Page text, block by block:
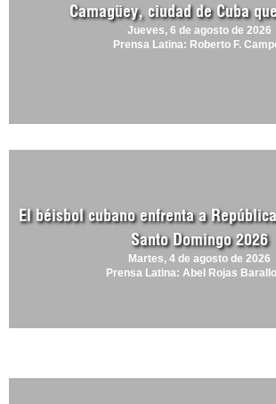
Camagüey, ciudad de Cuba
Jueves, 6 de agosto de 2026
Prensa Latina: Roberto F.
El béisbol cubano enfrenta a
Santo Domingo 2026
Martes, 4 de agosto de 2026
Prensa Latina: Abel Rojas